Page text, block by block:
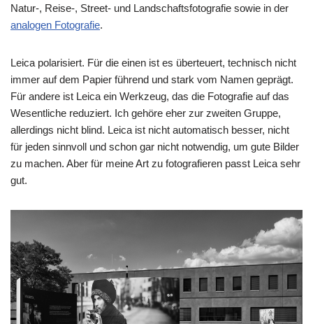
Natur-, Reise-, Street- und Landschaftsfotografie sowie in der
analogen Fotografie.
Leica polarisiert. Für die einen ist es überteuert, technisch nicht
immer auf dem Papier führend und stark vom Namen geprägt.
Für andere ist Leica ein Werkzeug, das die Fotografie auf das
Wesentliche reduziert. Ich gehöre eher zur zweiten Gruppe,
allerdings nicht blind. Leica ist nicht automatisch besser, nicht
für jeden sinnvoll und schon gar nicht notwendig, um gute Bilder
zu machen. Aber für meine Art zu fotografieren passt Leica sehr
gut.